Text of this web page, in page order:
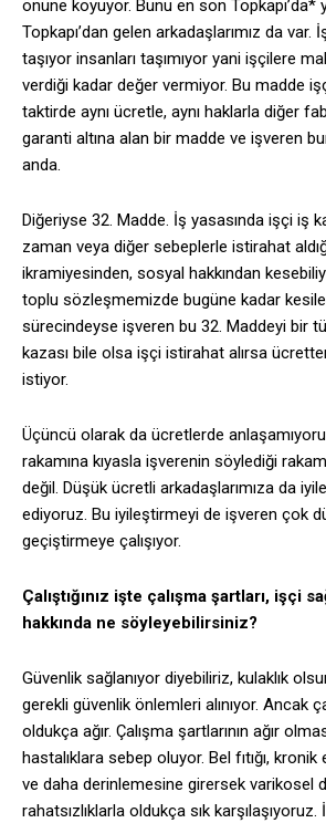
önüne koyuyor. Bunu en son Topkapı’da*
Topkapı’dan gelen arkadaşlarımız da var.
taşıyor insanları taşımıyor yani işçilere
verdiği kadar değer vermiyor. Bu madde
taktirde aynı ücretle, aynı haklarla diğer
garanti altına alan bir madde ve işveren
anda.
Diğeriyse 32. Madde. İş yasasında işçi iş
zaman veya diğer sebeplerle istirahat
ikramiyesinden, sosyal hakkından
toplu sözleşmemizde bugüne kadar
sürecindeyse işveren bu 32. Maddeyi bir
kazası bile olsa işçi istirahat alırsa
istiyor.
Üçüncü olarak da ücretlerde
rakamına kıyasla işverenin söylediği
değil. Düşük ücretli arkadaşlarımıza da
ediyoruz. Bu iyileştirmeyi de işveren çok
geçiştirmeye çalışıyor.
Çalıştığınız işte çalışma şartları, işçi
hakkında ne söyleyebilirsiniz?
Güvenlik sağlanıyor diyebiliriz, kulaklık
gerekli güvenlik önlemleri alınıyor. Ancak
oldukça ağır. Çalışma şartlarının ağır
hastalıklara sebep oluyor. Bel fıtığı, kronik
ve daha derinlemesine girersek varikosel
rahatsızlıklarla oldukça sık karşılaşıyoruz.